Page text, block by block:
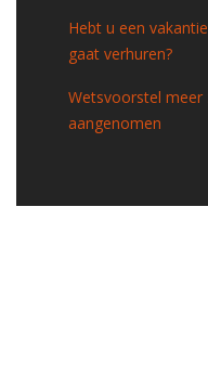
Hebt u een
gaat verhuren?
Wetsvoorstel meer
aangenomen